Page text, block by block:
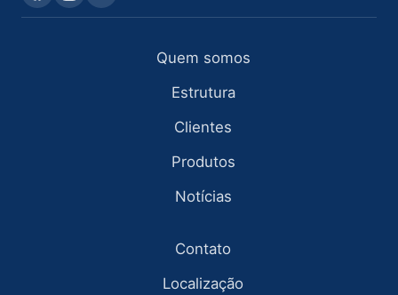
Quem somos
Estrutura
Clientes
Produtos
Notícias
Contato
Localização